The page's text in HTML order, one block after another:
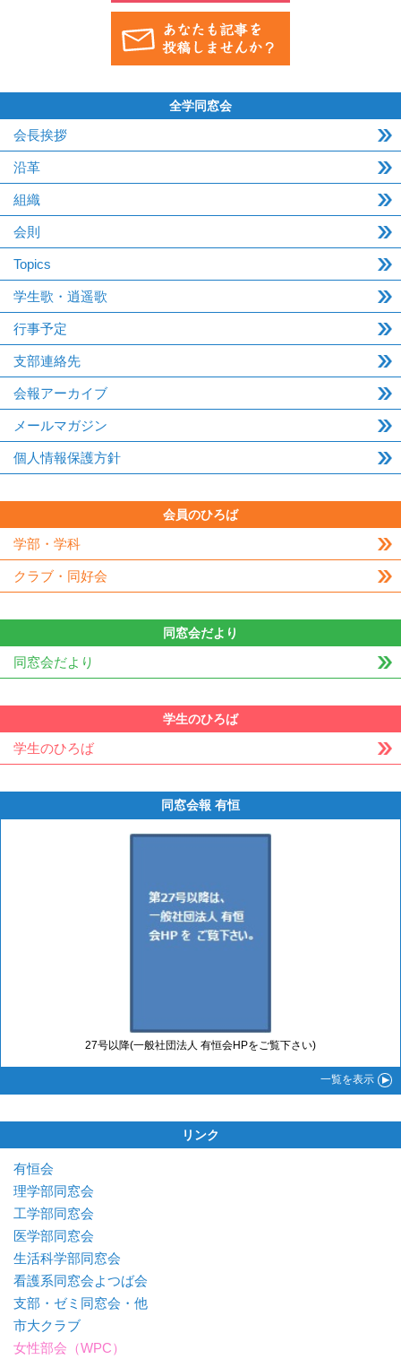
全学同窓会
会長挨拶
沿革
組織
会則
Topics
学生歌・逍遥歌
行事予定
支部連絡先
会報アーカイブ
メールマガジン
個人情報保護方針
会員のひろば
学部・学科
クラブ・同好会
同窓会だより
同窓会だより
学生のひろば
学生のひろば
同窓会報 有恒
27号以降(一般社団法人 有恒会HPをご覧下さい)
一覧を表示
リンク
有恒会
理学部同窓会
工学部同窓会
医学部同窓会
生活科学部同窓会
看護系同窓会よつば会
支部・ゼミ同窓会・他
市大クラブ
女性部会（WPC）